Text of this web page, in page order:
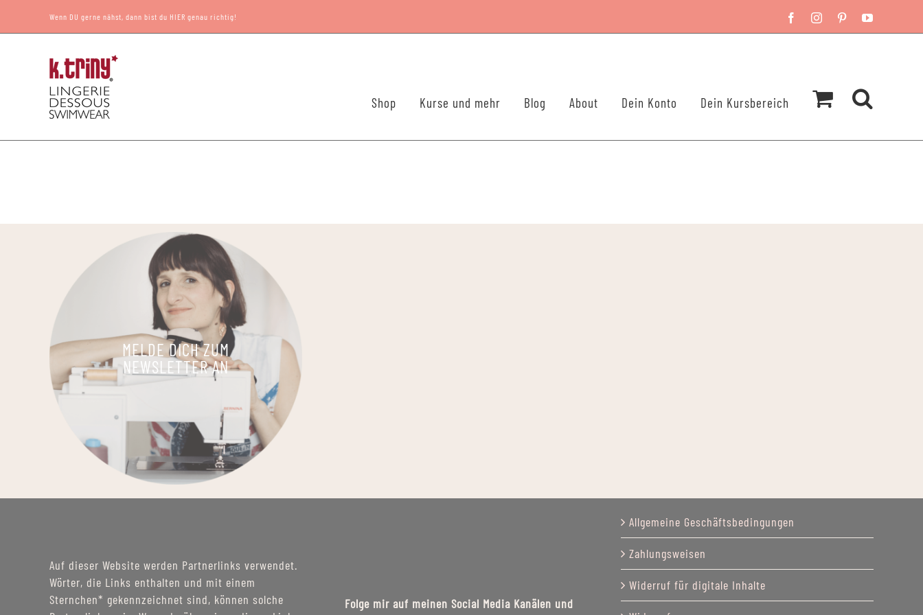
Wenn DU gerne nähst, dann bist du HIER genau richtig! FacebookInstagram
Pinterest
Shop Kurse und mehr Blog About Dein Konto Dein Kursbereich
MELDE DICH ZUM
NEWSLETTER AN
Auf dieser Website werden Partnerlinks verwendet.
Wörter, die Links enthalten und mit einem
Sternchen* gekennzeichnet sind, können solche
Folge mir auf meinen Social Media Kanälen und
Allgemeine Geschäftsbedingungen
Zahlungsweisen
Widerruf für digitale Inhalte